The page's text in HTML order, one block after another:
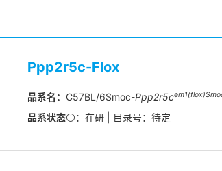
Ppp2r5c-Flox
品系名： C57BL/6Smoc-Ppp2r5c
品系状态 ：在研 | 目录号：待定